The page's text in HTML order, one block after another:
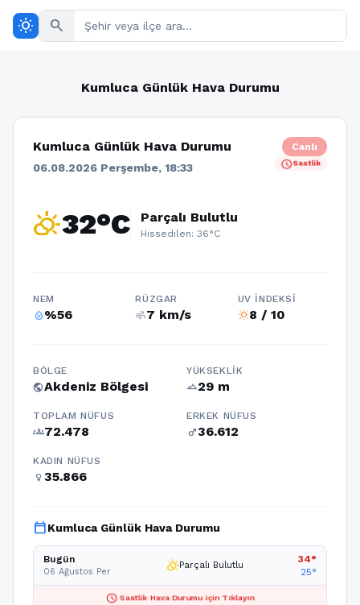
wb_sunny search
Kumluca Günlük Hava Durumu
Kumluca Günlük Hava Durumu
06.08.2026 Perşembe, 18:33
Canlı
scheduleSaatlik
partly_cloudy_day32°C Parçalı Bulutlu
Hissedilen: 36°C
NEM
humidity_percentage%56
RÜZGAR
air7 km/s
UV İNDEKSI
wb_sunny8 / 10
BÖLGE
publicAkdeniz Bölgesi
YÜKSEKLIK
terrain29 m
TOPLAM NÜFUS
groups72.478
ERKEK NÜFUS
male36.612
KADIN NÜFUS
female 35.866
calendar_todayKumluca Günlük Hava Durumu
Bugün
06 Ağustos Per partly_cloudy_dayParçalı Bulutlu
34°
25°
schedule Saatlik Hava Durumu için Tıklayın